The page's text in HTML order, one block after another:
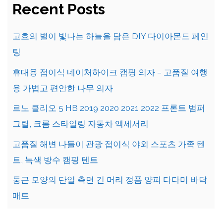
Recent Posts
고흐의 별이 빛나는 하늘을 담은 DIY 다이아몬드 페인
팅
휴대용 접이식 네이처하이크 캠핑 의자 – 고품질 여행
용 가볍고 편안한 나무 의자
르노 클리오 5 HB 2019 2020 2021 2022 프론트 범퍼
그릴, 크롬 스타일링 자동차 액세서리
고품질 해변 나들이 관광 접이식 야외 스포츠 가족 텐
트, 녹색 방수 캠핑 텐트
둥근 모양의 단일 측면 긴 머리 정품 양피 다다미 바닥
매트